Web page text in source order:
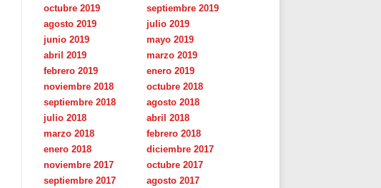
octubre 2019
septiembre 2019
agosto 2019
julio 2019
junio 2019
mayo 2019
abril 2019
marzo 2019
febrero 2019
enero 2019
noviembre 2018
octubre 2018
septiembre 2018
agosto 2018
julio 2018
abril 2018
marzo 2018
febrero 2018
enero 2018
diciembre 2017
noviembre 2017
octubre 2017
septiembre 2017
agosto 2017